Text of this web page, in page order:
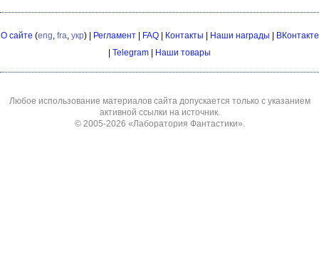
О сайте (eng, fra, укр) | Регламент| FAQ| Контакты Наши награды
ВКонтакте
Telegram Наши товары
Любое использование материалов сайта допускается только с указанием
активной ссылки на источник.
© 2005-2026 «Лаборатория Фантастики».